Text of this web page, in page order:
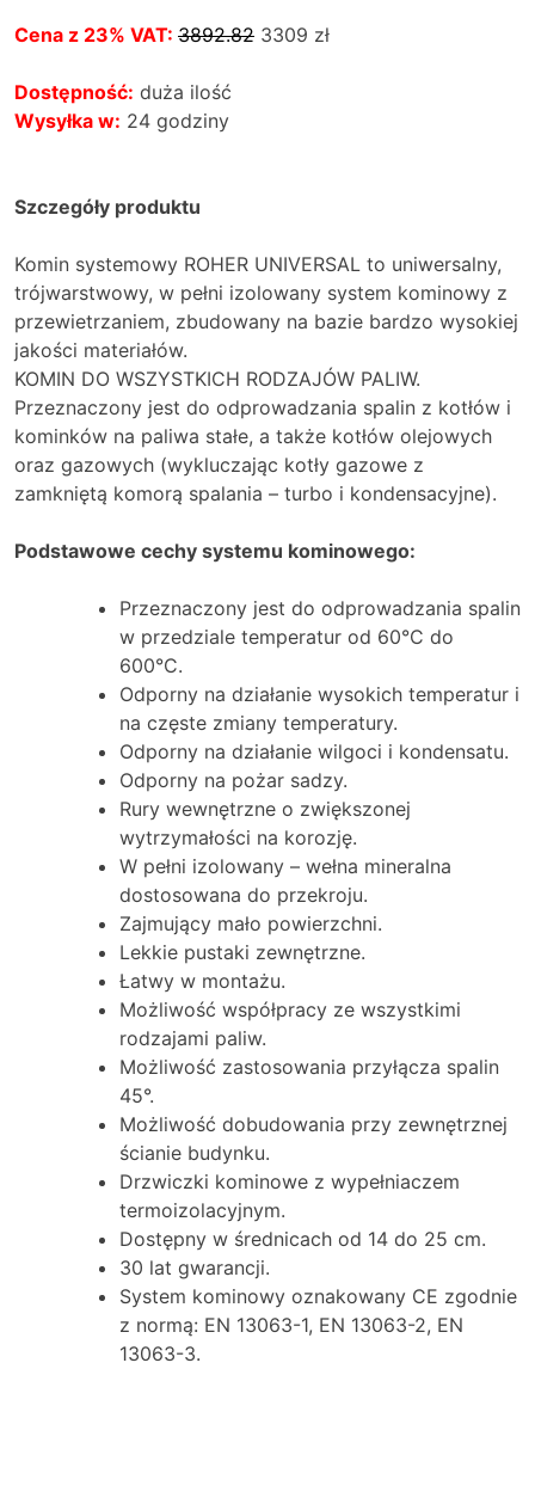
Cena z 23% VAT: 3892.82 3309 zł
Dostępność: duża ilość
Wysyłka w: 24 godziny
Szczegóły produktu
Komin systemowy ROHER UNIVERSAL to uniwersalny,
trójwarstwowy, w pełni izolowany system kominowy z
przewietrzaniem, zbudowany na bazie bardzo wysokiej
jakości materiałów.
KOMIN DO WSZYSTKICH RODZAJÓW PALIW.
Przeznaczony jest do odprowadzania spalin z kotłów i
kominków na paliwa stałe, a także kotłów olejowych
oraz gazowych (wykluczając kotły gazowe z
zamkniętą komorą spalania – turbo i kondensacyjne).
Podstawowe cechy systemu kominowego:
Przeznaczony jest do odprowadzania spalin
w przedziale temperatur od 60°C do
600°C.
Odporny na działanie wysokich temperatur i
na częste zmiany temperatury.
Odporny na działanie wilgoci i kondensatu.
Odporny na pożar sadzy.
Rury wewnętrzne o zwiększonej
wytrzymałości na korozję.
W pełni izolowany – wełna mineralna
dostosowana do przekroju.
Zajmujący mało powierzchni.
Lekkie pustaki zewnętrzne.
Łatwy w montażu.
Możliwość współpracy ze wszystkimi
rodzajami paliw.
Możliwość zastosowania przyłącza spalin
45°.
Możliwość dobudowania przy zewnętrznej
ścianie budynku.
Drzwiczki kominowe z wypełniaczem
termoizolacyjnym.
Dostępny w średnicach od 14 do 25 cm.
30 lat gwarancji.
System kominowy oznakowany CE zgodnie
z normą: EN 13063-1, EN 13063-2, EN
13063-3.